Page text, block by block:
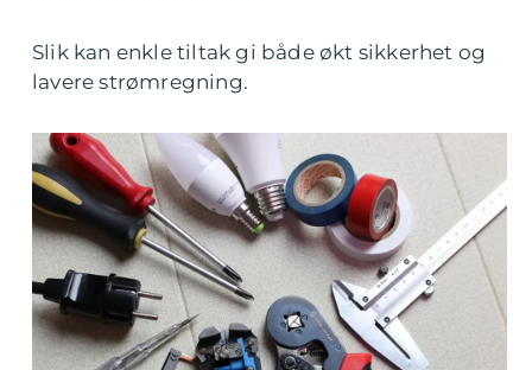
Slik kan enkle tiltak gi både økt sikkerhet og
lavere strømregning.